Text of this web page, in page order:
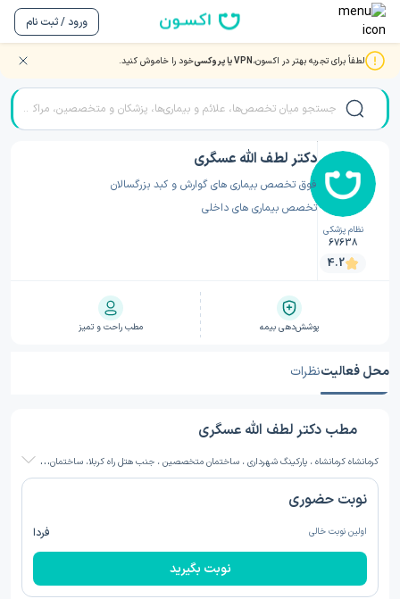
ورود / ثبت نام
لطفاً برای تجربه بهتر در اکسون،VPN یا پروکسی خود را خاموش کنید. صفحه اصلی/دکتر گوارش و کبد/دکتر گوارش و کبد کرمانشاه/دکتر لطف الله عسگری
نظام پزشکی
67638
4.2
دکتر لطف الله عسگری
فوق تخصص بیماری های گوارش و کبد بزرگسالان
تخصص بیماری های داخلی
پوشش‌دهی بیمه مطب راحت و تمیز
محل فعالیتنظرات
مطب دکتر لطف الله عسگری
ک
رمانشاه کرمانشاه ، پارکینگ شهرداری ، ساختمان متخصصین ، جنب هتل راه کربلا، ساختمان متخصصین ، طبقه اول
نوبت حضوری
اولین نوبت خالی فردا
نوبت بگیرید